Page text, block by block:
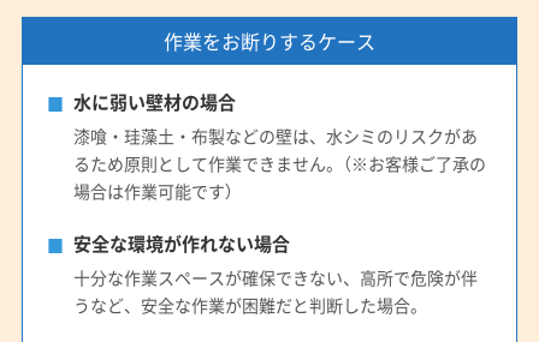
作業をお断りするケース
水に弱い壁材の場合
漆喰・珪藻土・布製などの壁は、水シミのリスクがあ
るため原則として作業できません。（※お客様ご了承の
場合は作業可能です）
安全な環境が作れない場合
十分な作業スペースが確保できない、高所で危険が伴
うなど、安全な作業が困難だと判断した場合。